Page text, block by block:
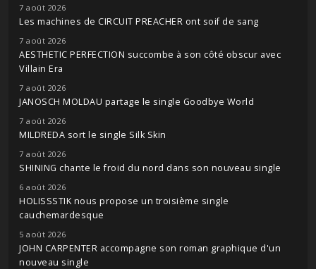
7 août 2026
Les machines de CIRCUIT PREACHER ont soif de sang
7 août 2026
AESTHETIC PERFECTION succombe à son côté obscur avec
Villain Era
7 août 2026
JANOSCH MOLDAU partage le single Goodbye World
7 août 2026
MILDREDA sort le single Silk Skin
7 août 2026
SHINING chante le froid du nord dans son nouveau single
6 août 2026
HOLISSSTIK nous propose un troisième single
cauchemardesque
5 août 2026
JOHN CARPENTER accompagne son roman graphique d'un
nouveau single